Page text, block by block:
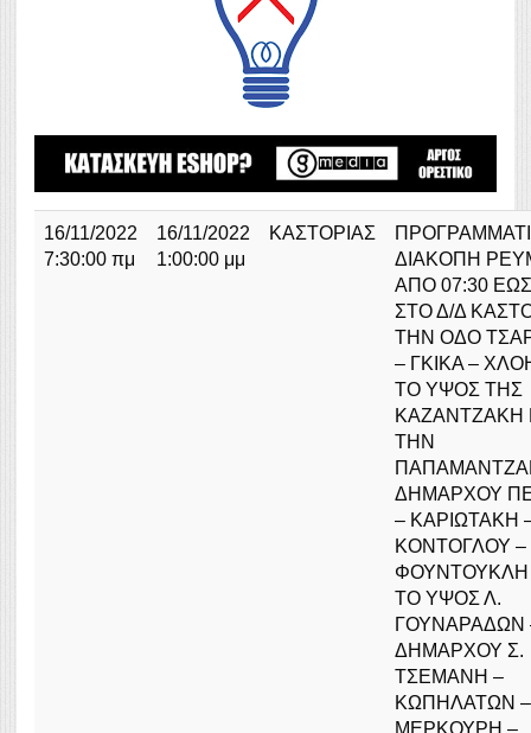
16/11/2022
7:30:00 πμ
16/11/2022
1:00:00 μμ
ΚΑΣΤΟΡΙΑΣ
ΔΙΑΚΟΠΗ
ΑΠΟ 07:30
ΣΤΟ Δ/Δ
ΤΗΝ ΟΔΟ
– ΓΚΙΚΑ –
ΤΟ ΥΨΟΣ ΤΗΣ
ΚΑΖΑΝΤΖΑΚΗ
ΤΗΝ
ΔΗΜΑΡΧΟΥ
– ΚΑΡΙΩΤΑΚΗ
ΚΟΝΤΟΓΛΟΥ –
ΦΟΥΝΤΟΥΚΛΗ
ΤΟ ΥΨΟΣ Λ.
ΓΟΥΝΑΡΑΔΩΝ
ΔΗΜΑΡΧΟΥ Σ.
ΤΣΕΜΑΝΗ –
ΚΩΠΗΛΑΤΩΝ –
ΜΕΡΚΟΥΡΗ –